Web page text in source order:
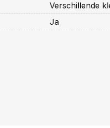
Verschillende
Ja